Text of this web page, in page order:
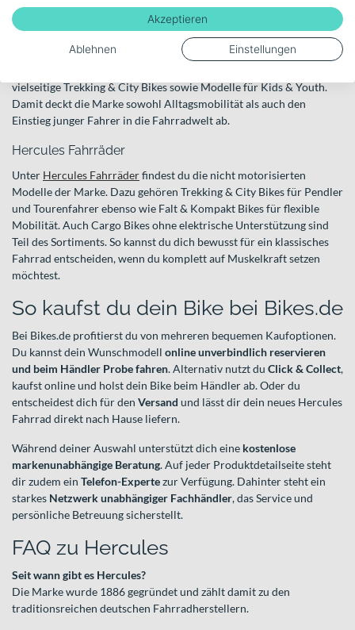
sein – besonders, wenn Stauraum oder Transport eine Rolle spielen.
Möchtest du größere Einkäufe oder Ausrüstung bewegen, sind
Cargo Bikeseine praktische Option.
vielseitige Trekking & City Bikes sowie Modelle für Kids & Youth.
Damit deckt die Marke sowohl Alltagsmobilität als auch den
Einstieg junger Fahrer in die Fahrradwelt ab.
Hercules Fahrräder
Unter Hercules Fahrräderfindest du die nicht motorisierten
Modelle der Marke. Dazu gehören Trekking & City Bikes für Pendler
und Tourenfahrer ebenso wie Falt & Kompakt Bikes für flexible
Mobilität. Auch Cargo Bikes ohne elektrische Unterstützung sind
Teil des Sortiments. So kannst du dich bewusst für ein klassisches
Fahrrad entscheiden, wenn du komplett auf Muskelkraft setzen
möchtest.
So kaufst du dein Bike bei Bikes.de
Bei Bikes.de profitierst du von mehreren bequemen Kaufoptionen.
Du kannst dein Wunschmodell online unverbindlich reservieren
und beim Händler Probe fahren. Alternativ nutzt du Click & Collect,
kaufst online und holst dein Bike beim Händler ab. Oder du
entscheidest dich für den Versand und lässt dir dein neues Hercules
Fahrrad direkt nach Hause liefern.
Während deiner Auswahl unterstützt dich eine kostenlose
markenunabhängige Beratung. Auf jeder Produktdetailseite steht
dir zudem ein Telefon-Expertezur Verfügung. Dahinter steht ein
starkes Netzwerk unabhängiger Fachhändler, das Service und
persönliche Betreuung sicherstellt.
FAQ zu Hercules
Seit wann gibt es Hercules?
Die Marke wurde 1886 gegründet und zählt damit zu den
traditionsreichen deutschen Fahrradherstellern.
Akzeptieren
Ablehnen Einstellungen